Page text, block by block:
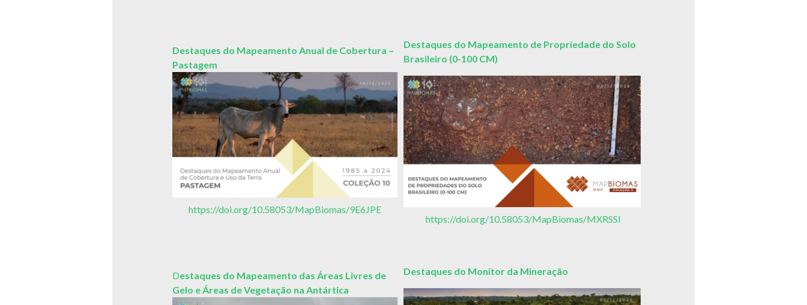
Destaques do Mapeamento Anual de Cobertura –
Pastagem
https://doi.org/10.58053/MapBiomas/9E6JPE
Destaques do Mapeamento de Propriedade do Solo
Brasileiro (0-100 CM)
https://doi.org/10.58053/MapBiomas/MXRSSI
Destaques do Mapeamento das Áreas Livres de
Gelo e Áreas de Vegetação na Antártica
Destaques do Monitor da Mineração